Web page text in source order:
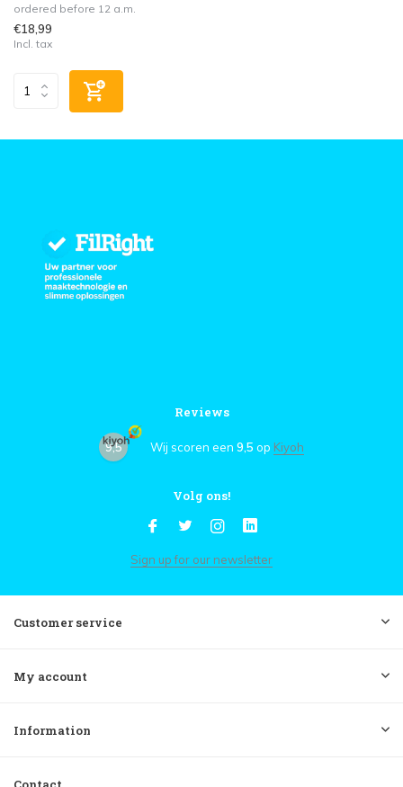
ordered before 12 a.m.
€18,99
Incl. tax
Reviews
9,5 Wij scoren een 9,5 op Kiyoh
Volg ons!
Sign up for our newsletter
Customer service
My account
Information